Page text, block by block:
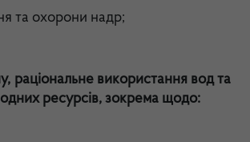
та охорони надр;
раціональне використання вод та
ресурсів, зокрема щодо: